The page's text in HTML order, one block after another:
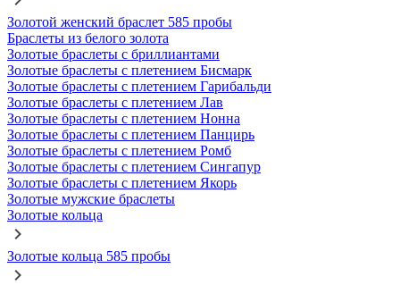
Золотой женский браслет 585 пробы
Браслеты из белого золота
Золотые браслеты с бриллиантами
Золотые браслеты с плетением Бисмарк
Золотые браслеты с плетением Гарибальди
Золотые браслеты с плетением Лав
Золотые браслеты с плетением Нонна
Золотые браслеты с плетением Панцирь
Золотые браслеты с плетением Ромб
Золотые браслеты с плетением Сингапур
Золотые браслеты с плетением Якорь
Золотые мужские браслеты
Золотые кольца
Золотые кольца 585 пробы